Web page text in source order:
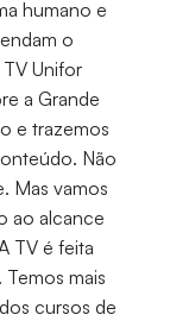
humano e
o
Unifor
a Grande
e trazemos
Não
Mas vamos
ao alcance
TV é feita
mais
cursos de